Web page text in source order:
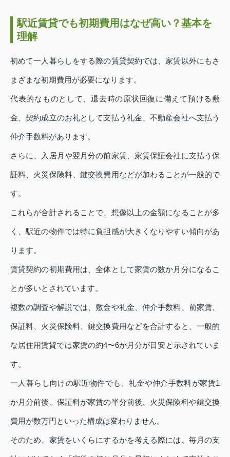
駅近賃貸でも初期費用はなぜ高い？基本を
理解
初めて一人暮らしをする際の賃貸契約では、家賃以外にもさ
まざまな初期費用が必要になります。
代表的なものとして、退去時の原状回復に備えて預ける敷
金、契約成立のお礼として支払う礼金、不動産会社へ支払う
仲介手数料があります。
さらに、入居月や翌月分の前家賃、家賃保証会社に支払う保
証料、火災保険料、鍵交換費用などが加わることが一般的で
す。
これらが合計されることで、想像以上の金額になることが多
く、駅近の物件では特に負担感が大きくなりやすい傾向があ
ります。
賃貸契約の初期費用は、全体として家賃の数か月分になるこ
とが多いとされています。
複数の調査や解説では、敷金や礼金、仲介手数料、前家賃、
保証料、火災保険料、鍵交換費用などを合計すると、一般的
な居住用賃貸では家賃の約4〜6か月分が目安と示されていま
す。
一人暮らし向けの駅近物件でも、礼金や仲介手数料が家賃1
か月分前後、保証料が家賃の半分前後、火災保険料や鍵交換
費用が数万円といった構成は変わりません。
そのため、家賃をいくらにするかを考える際には、毎月の支